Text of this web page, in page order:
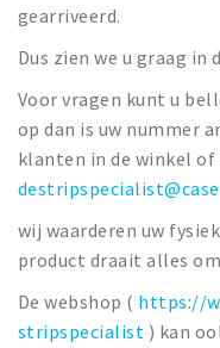
Natuurgebieden
Baroniepoorten
Privacy
gearriveerd.
Dus zien we u graag in
Voor vragen kunt u
op dan is uw nummer
klanten in de winkel of
wij waarderen uw
product draait alles
De webshop ( https://
stripspecialist ) kan